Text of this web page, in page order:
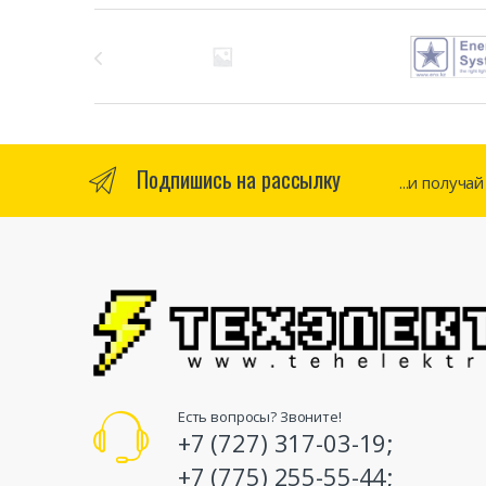
Подпишись на рассылку ...и получай
Есть вопросы? Звоните!
+7 (727) 317-03-19;
+7 (775) 255-55-44;